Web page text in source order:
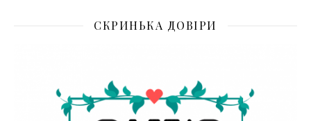
СКРИНЬКА ДОВІРИ